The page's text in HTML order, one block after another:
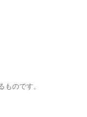
のです。